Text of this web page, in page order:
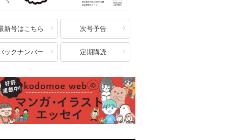
新号はこちら 次号予告
ックナンバー 定期購読